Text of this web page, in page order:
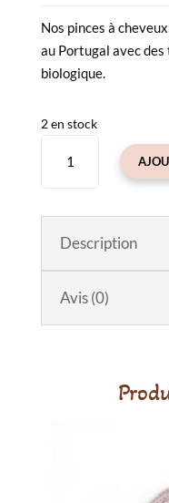
Nos pinces à
au Portugal avec
biologique.
2 en stock
à
cheveux
Roots
Description
Avis (0)